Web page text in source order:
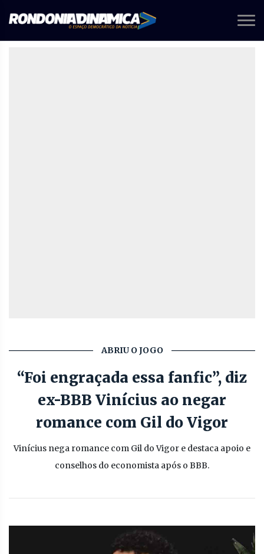
ABRIU O JOGO
“Foi engraçada essa fanfic”, diz
ex-BBB Vinícius ao negar
romance com Gil do Vigor
Vinícius nega romance com Gil do Vigor e destaca apoio e
conselhos do economista após o BBB.